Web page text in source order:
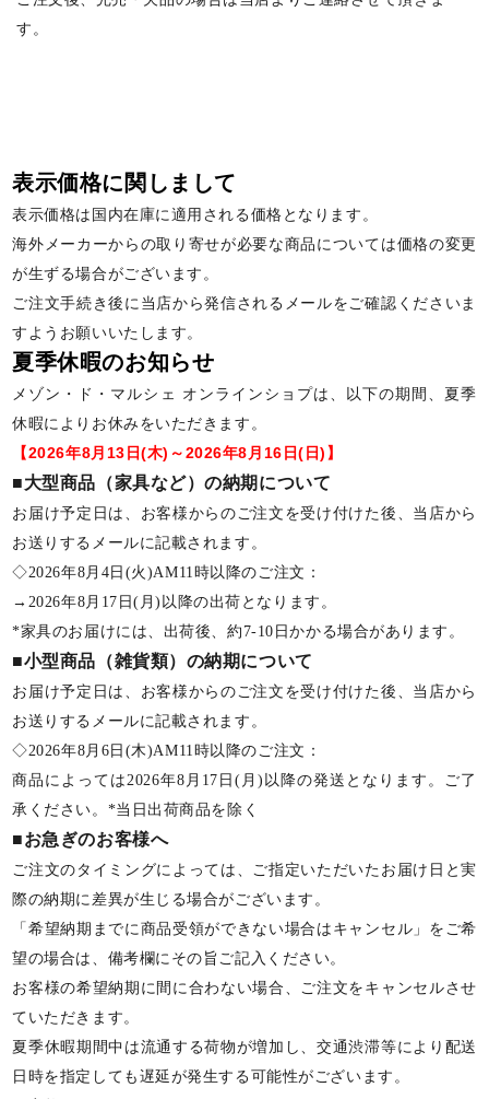
す。
表示価格に関しまして
表示価格は国内在庫に適用される価格となります。
海外メーカーからの取り寄せが必要な商品については価格の変更
が生ずる場合がございます。
ご注文手続き後に当店から発信されるメールをご確認くださいま
すようお願いいたします。
夏季休暇のお知らせ
メゾン・ド・マルシェ オンラインショプは、以下の期間、夏季
休暇によりお休みをいただきます。
【2026年8月13日(木)～2026年8月16日(日)】
■大型商品（家具など）の納期について
お届け予定日は、お客様からのご注文を受け付けた後、当店から
お送りするメールに記載されます。
◇2026年8月4日(火)AM11時以降のご注文：
→2026年8月17日(月)以降の出荷となります。
*家具のお届けには、出荷後、約7-10日かかる場合があります。
■小型商品（雑貨類）の納期について
お届け予定日は、お客様からのご注文を受け付けた後、当店から
お送りするメールに記載されます。
◇2026年8月6日(木)AM11時以降のご注文：
商品によっては2026年8月17日(月)以降の発送となります。ご了
承ください。*当日出荷商品を除く
■お急ぎのお客様へ
ご注文のタイミングによっては、ご指定いただいたお届け日と実
際の納期に差異が生じる場合がございます。
「希望納期までに商品受領ができない場合はキャンセル」をご希
望の場合は、備考欄にその旨ご記入ください。
お客様の希望納期に間に合わない場合、ご注文をキャンセルさせ
ていただきます。
夏季休暇期間中は流通する荷物が増加し、交通渋滞等により配送
日時を指定しても遅延が発生する可能性がございます。